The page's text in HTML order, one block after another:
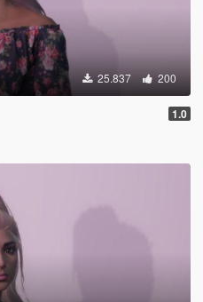
25.837 200
1.0